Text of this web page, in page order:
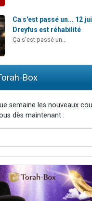
Ca s'est passé un... 12
Dreyfus est réhabilité
Ça s’est passé un…
Box
semaine les nouveaux
dès maintenant :